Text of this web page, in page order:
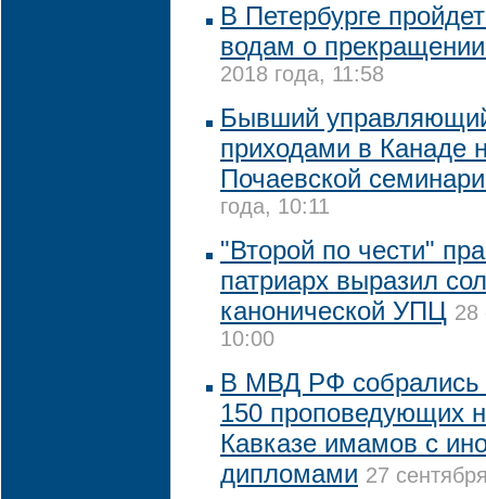
В Петербурге
водам о
2018 года, 11:58
Бывший
приходами в Канаде
Почаевской
года, 10:11
"Второй по чести"
патриарх выразил
канонической УПЦ 28
10:00
В МВД РФ собрались
150 проповедующих
Кавказе имамов с
дипломами 27